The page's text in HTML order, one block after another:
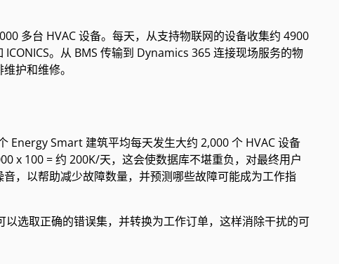
多台 HVAC 设备。每天，从支持物联网的设备收集约 4900
。从 BMS 传输到 Dynamics 365 连接现场服务的物
护和维修。
Energy Smart 建筑平均每天发生大约 2,000 个 HVAC 设备
x 100 = 约 200K/天，这会使数据库不堪重负，对最终用户
，以帮助减少故障数量，并预测哪些故障可能成为工作指
选取正确的错误集，并转换为工作订单，这样消除干扰的可